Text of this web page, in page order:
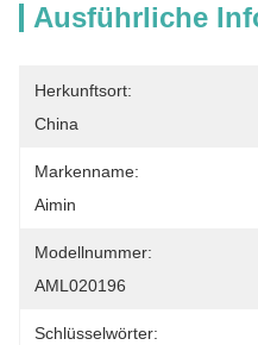
Ausführliche
Herkunftsort:
China
Markenname:
Aimin
Modellnummer:
AML020196
Schlüsselwörter: